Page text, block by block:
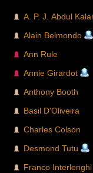
A. P. J. Abdul
Alain Belmondo
Ann Rule
Annie Girardot
Anthony Booth
Basil D'Oliveira
Charles Colson
Desmond Tutu
Franco Interlenghi